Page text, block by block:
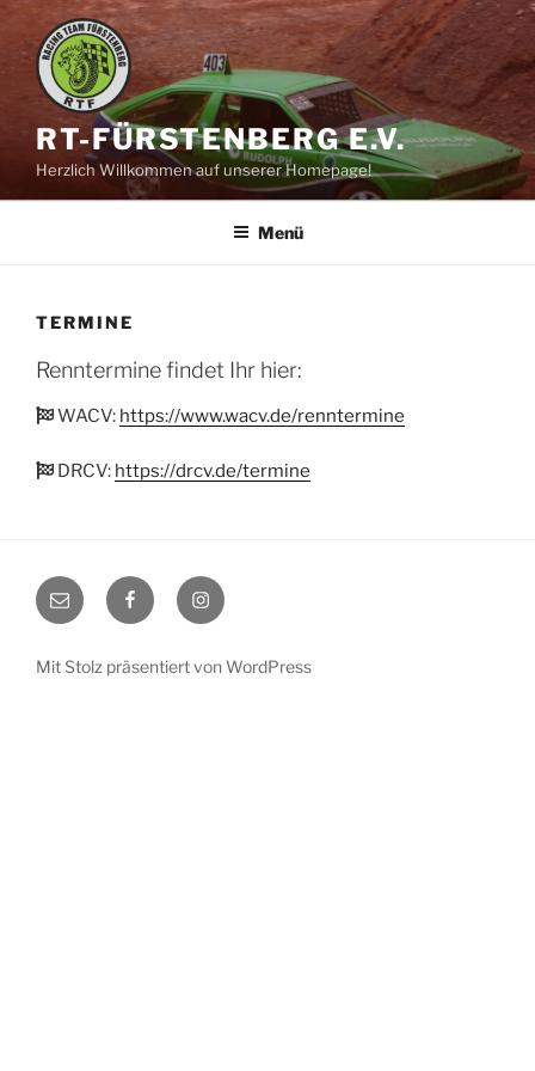
Inhalt
springen
RT-FÜRSTENBERG E.V.
Herzlich Willkommen auf unserer Homepage!
Menü
TERMINE
Renntermine findet Ihr hier:
WACV: https://www.wacv.de/renntermine
DRCV: https://drcv.de/termine
EMail FacebookInstagram
Mit Stolz präsentiert von WordPress